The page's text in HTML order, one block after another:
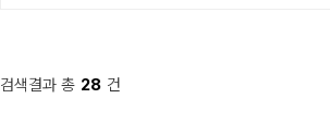
검색결과 총 28 건